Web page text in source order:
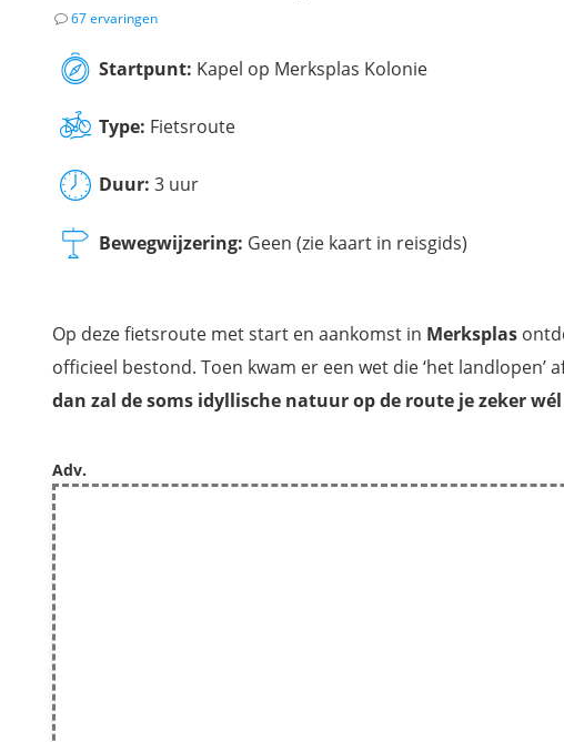
67 ervaringen
Startpunt: Kapel op Merksplas Kolonie
Type: Fietsroute
Duur: 3 uur
Bewegwijzering: Geen (zie kaart in reisgids)
Op deze fietsroute met start en aankomst in Merksplas
officieel bestond. Toen kwam er een wet die ‘het landlopen’
dan zal de soms idyllische natuur op de route je zeker
Adv.